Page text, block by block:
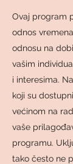
Ovaj program
odnos
odnosu na
vašim
i interesima.
koji su
većinom na
vaše
programu.
tako često ne